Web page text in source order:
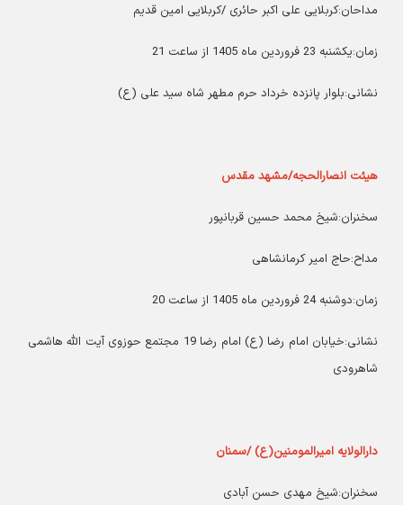
مداحان:کربلایی علی اکبر حائری /کربلایی امین قدیم
زمان:یکشنبه 23 فروردین ماه 1405 از ساعت 21
نشانی:بلوار پانزده خرداد حرم مطهر شاه سید علی (ع)
هیئت انصارالحجه/مشهد مقدس
سخنران:شیخ محمد حسین قربانپور
مداح:حاج امیر کرمانشاهی
زمان:دوشنبه 24 فروردین ماه 1405 از ساعت 20
نشانی:خیابان امام رضا (ع) امام رضا 19 مجتمع حوزوی آیت الله هاشمی
شاهرودی
دارالولایه امیرالمومنین(ع) /سمنان
سخنران:شیخ مهدی حسن آبادی